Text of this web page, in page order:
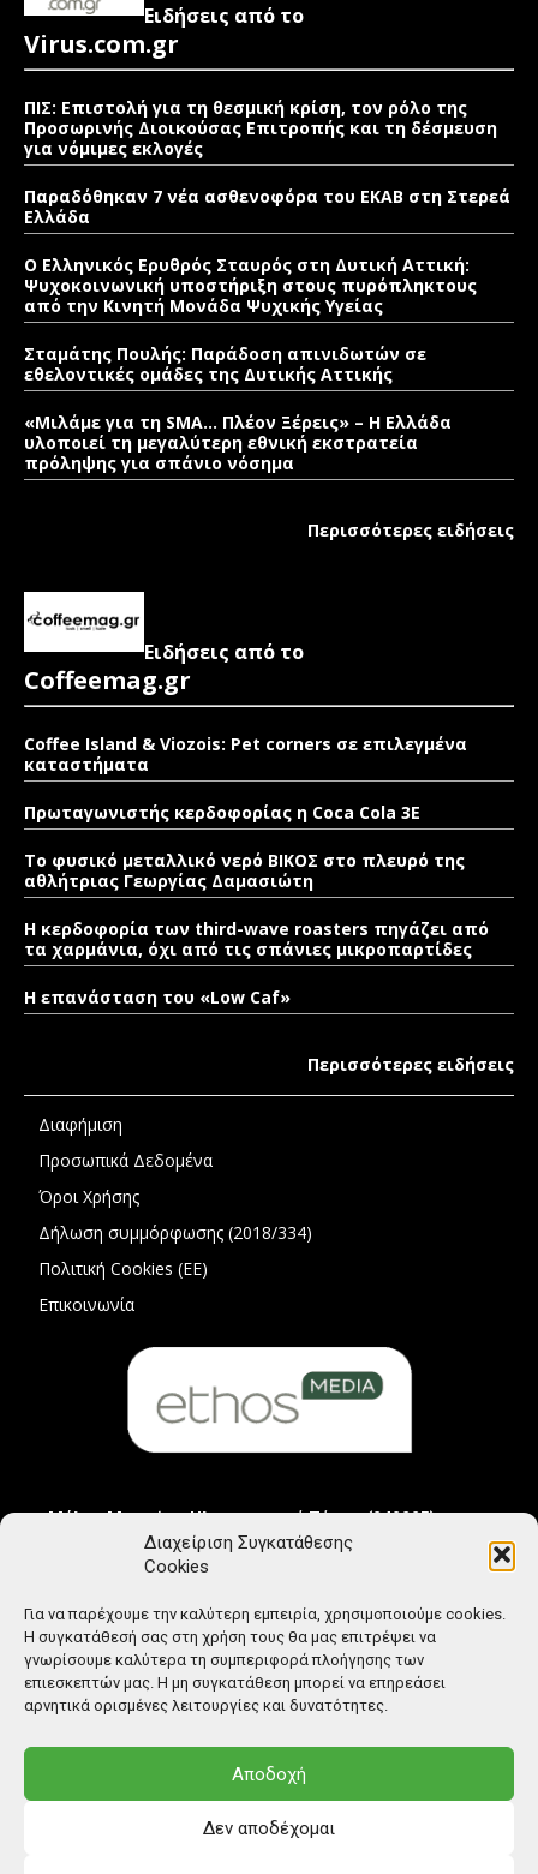
Διαχείριση Συγκατάθεσης
Cookies
Για να παρέχουμε την καλύτερη εμπειρία, χρησιμοποιούμε cookies.
Η συγκατάθεσή σας στη χρήση τους θα μας επιτρέψει να
γνωρίσουμε καλύτερα τη συμπεριφορά πλοήγησης των
επιεσκεπτών μας. Η μη συγκατάθεση μπορεί να επηρεάσει
αρνητικά ορισμένες λειτουργίες και δυνατότητες.
Αποδοχή
Δεν αποδέχομαι
Ειδήσεις από το
Virus.com.gr
ΠΙΣ: Επιστολή για τη θεσμική κρίση, τον ρόλο της
Προσωρινής Διοικούσας Επιτροπής και τη δέσμευση
για νόμιμες εκλογές
Παραδόθηκαν 7 νέα ασθενοφόρα του ΕΚΑΒ στη Στερεά
Ελλάδα
Ο Ελληνικός Ερυθρός Σταυρός στη Δυτική Αττική:
Ψυχοκοινωνική υποστήριξη στους πυρόπληκτους
από την Κινητή Μονάδα Ψυχικής Υγείας
Σταμάτης Πουλής: Παράδοση απινιδωτών σε
εθελοντικές ομάδες της Δυτικής Αττικής
«Μιλάμε για τη SMA… Πλέον Ξέρεις» – Η Ελλάδα
υλοποιεί τη μεγαλύτερη εθνική εκστρατεία
πρόληψης για σπάνιο νόσημα
Περισσότερες ειδήσεις
Ειδήσεις από το
Coffeemag.gr
Coffee Island & Viozois: Pet corners σε επιλεγμένα
καταστήματα
Πρωταγωνιστής κερδοφορίας η Coca Cola 3E
Το φυσικό μεταλλικό νερό ΒΙΚΟΣ στο πλευρό της
αθλήτριας Γεωργίας Δαμασιώτη
Η κερδοφορία των third-wave roasters πηγάζει από
τα χαρμάνια, όχι από τις σπάνιες μικροπαρτίδες
Η επανάσταση του «Low Caf»
Περισσότερες ειδήσεις
Διαφήμιση
Προσωπικά Δεδομένα
Όροι Χρήσης
Δήλωση συμμόρφωσης (2018/334)
Πολιτική Cookies (ΕΕ)
Επικοινωνία
Μέλος Μητρώου Ηλεκτρονικού Τύπου (242225)